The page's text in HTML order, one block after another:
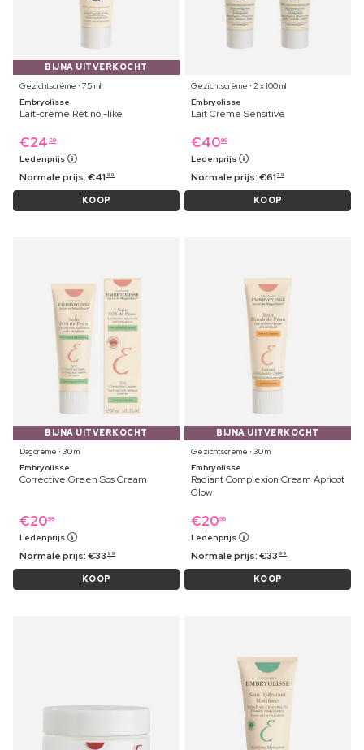
BIJNA UITVERKOCHT
Gezichtscrème ⋅ 75 ml
Embryolisse
Lait-crème Rétinol-like
€24 29
Ledenprijs
Normale prijs:€41 99
KOOP
Gezichtscrème ⋅ 2 x 100 ml
Embryolisse
Lait Creme Sensitive
€4099
Ledenprijs
Normale prijs:€61 29
KOOP
BIJNA UITVERKOCHT
Dagcrème ⋅ 30 ml
Embryolisse
Corrective Green Sos Cream
€2099
Ledenprijs
Normale prijs:€33 99
KOOP
BIJNA UITVERKOCHT
Gezichtscrème ⋅ 30 ml
Embryolisse
Radiant Complexion Cream Apricot
Glow
€2099
Ledenprijs
Normale prijs:€33 99
KOOP